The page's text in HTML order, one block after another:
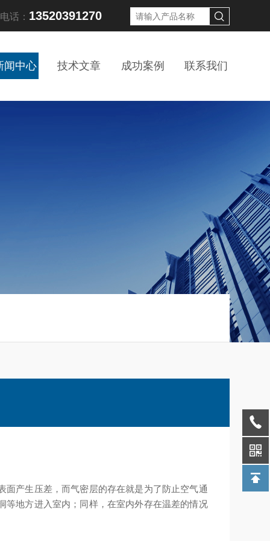
话： 13520391270
闻中心 技术文章 成功案例 联系我们
产生压差，而气密层的存在就是为了防止空气通
等地方进入室内；同样，在室内外存在温差的情况